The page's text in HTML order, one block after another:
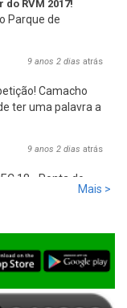
RVM 2017!
Parque de
9 anos 2 dias atrás
Camacho
ter uma palavra a
9 anos 2 dias atrás
18 - Ponta do
e mais 17,8s
9 anos 2 diasatrás
Mais >